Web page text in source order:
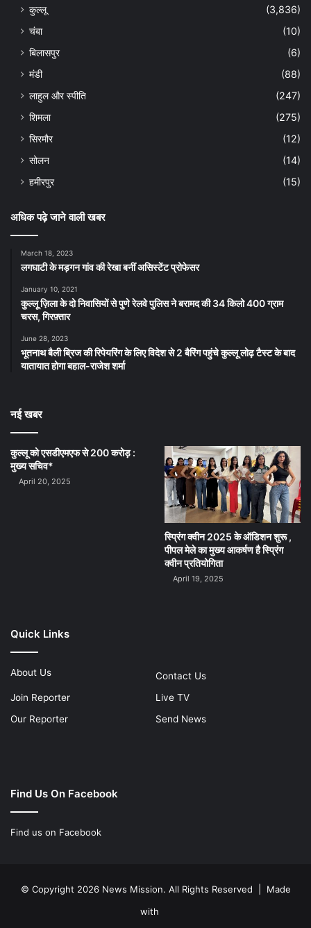
कुल्लू
(3,836)
चंबा
(10)
बिलासपुर
(6)
मंडी
(88)
लाहुल और स्पीति
(247)
शिमला
(275)
सिरमौर
(12)
सोलन
(14)
हमीरपुर
(15)
अधिक पढ़े जाने वाली खबर
March 18, 2023
लगघाटी के मड़गन गांव की रेखा बनीं असिस्टेंट प्रोफेसर
January 10, 2021
कुल्लू ज़िला के दो निवासियों से पुणे रेलवे पुलिस ने बरामद की 34 किलो 400 ग्राम
चरस, गिरफ़्तार
June 28, 2023
भूतनाथ बैली ब्रिज की रिपेयरिंग के लिए विदेश से 2 बैरिंग पहुंचे कुल्लू लोढ़ टैस्ट के बाद
यातायात होगा बहाल-राजेश शर्मा
नई खबर
कुल्लू को एसडीएमएफ से 200 करोड़ :
मुख्य सचिव*
April 20, 2025
स्प्रिंग क्वीन 2025 के ऑडिशन शुरू ,
पीपल मेले का मुख्य आकर्षण है स्प्रिंग
क्वीन प्रतियोगिता
April 19, 2025
Quick Links
About Us
Contact Us
Join Reporter
Live TV
Our Reporter
Send News
Find Us On Facebook
Find us on Facebook
© Copyright 2026 News Mission. All Rights Reserved | Made
with